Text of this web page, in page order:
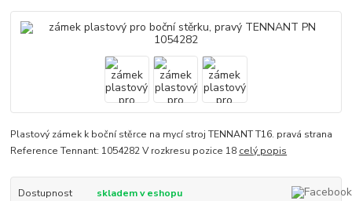
Plastový zámek k boční stěrce na mycí stroj TENNANT T16. pravá strana
Reference Tennant: 1054282 V rozkresu pozice 18 celý popis
Dostupnost skladem v eshopu